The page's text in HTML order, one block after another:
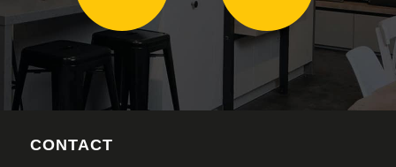
CONTACT